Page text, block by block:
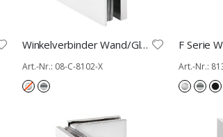
Winkelverbinder Wand/Glas 90° mit Langloch
Art.-Nr.: 08-C-8102-X Art.-Nr.: